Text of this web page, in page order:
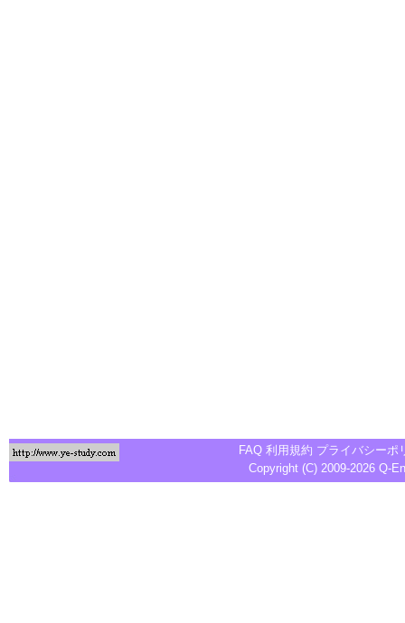
FAQ 利用規約 プライバシーポ
Copyright (C) 2009-2026 Q-